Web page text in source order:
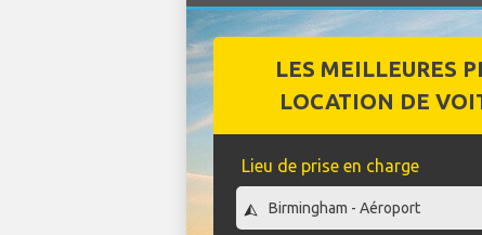
LES MEILLEURES
LOCATION DE
Lieu de prise en charge